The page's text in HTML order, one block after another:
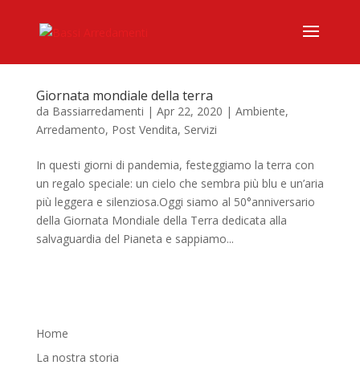
Giornata mondiale della terra
da Bassiarredamenti | Apr 22, 2020 | Ambiente,
Arredamento, Post Vendita, Servizi
In questi giorni di pandemia, festeggiamo la terra con
un regalo speciale: un cielo che sembra più blu e un’aria
più leggera e silenziosa.Oggi siamo al 50°anniversario
della Giornata Mondiale della Terra dedicata alla
salvaguardia del Pianeta e sappiamo...
Home
La nostra storia